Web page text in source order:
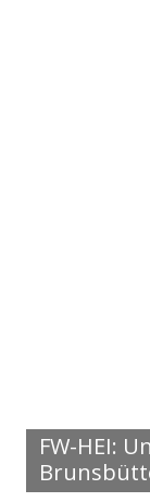
FW-HEI: